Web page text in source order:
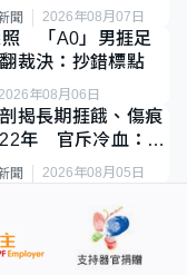
聞 2026年08月07日
照 「A0」男捱足
裁決：抄錯標點
年08月06日
揭長期捱餓、傷痕
年 官斥冷血：同
聞 2026年08月05日